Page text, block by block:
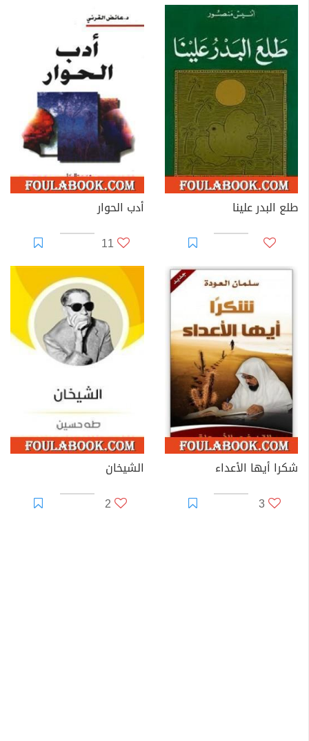
طلع البدر علينا
أدب الحوار
11
شكرا أيها الأعداء
3
الشيخان
2